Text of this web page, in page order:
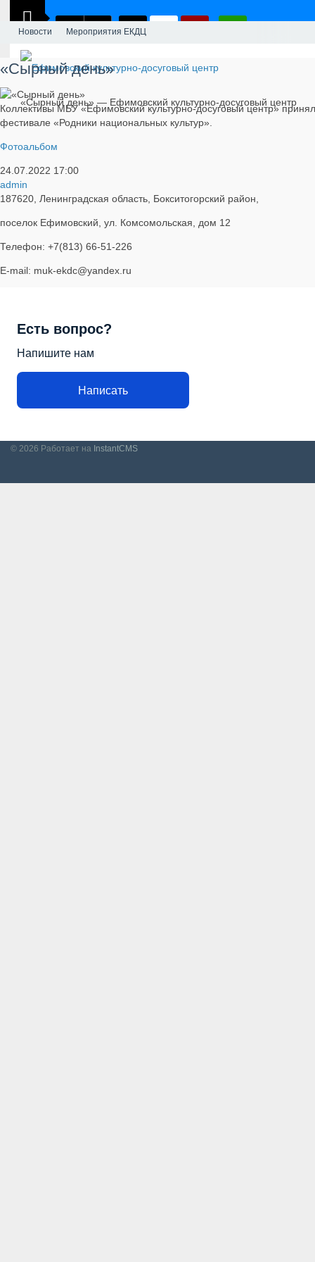
«Сырный день» — Ефимовский культурно-досуговый центр
Новости Мероприятия ЕКДЦ
«Сырный день»
Коллективы МБУ «Ефимовский культурно-досуговый центр»
фестивале «Родники национальных культур».
Фотоальбом
24.07.2022 17:00
admin
187620, Ленинградская область, Бокситогорский район,
поселок Ефимовский, ул. Комсомольская, дом 12
Телефон: +7(813) 66-51-226
E-mail: muk-ekdc@yandex.ru
Есть вопрос?
Напишите нам
Написать
© 2026 Работает на InstantCMS